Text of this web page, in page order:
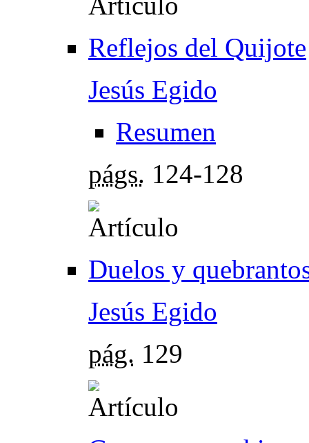
Reflejos del Quijote
Jesús Egido
Resumen
págs. 124-128
Duelos y
Jesús Egido
pág. 129